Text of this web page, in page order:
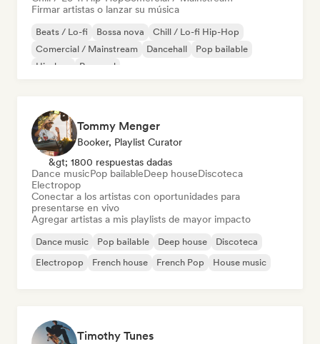
Firmar artistas o lanzar su música
Beats / Lo-fi Bossa nova
Chill / Lo-fi Hip-Hop
Comercial / Mainstream
Dancehall
Pop bailable
Hip-hop
Pop soul
Tommy Menger
Booker, Playlist Curator
&gt; 1800 respuestas dadas
Dance musicPop bailableDeep houseDiscoteca
Electropop
Conectar a los artistas con oportunidades para
presentarse en vivo
Agregar artistas a mis playlists de mayor impacto
Dance music Pop bailable Deep house
Discoteca
Electropop
French house French Pop House music
Timothy Tunes